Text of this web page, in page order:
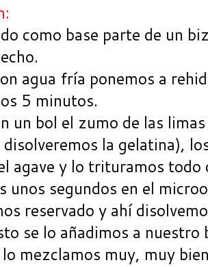
como base parte de un
agua fría ponemos a
5 minutos.
un bol el zumo de las
la gelatina),
agave y lo trituramos todo
unos segundos en el
reservado y ahí
se lo añadimos a nuestro
mezclamos muy, muy